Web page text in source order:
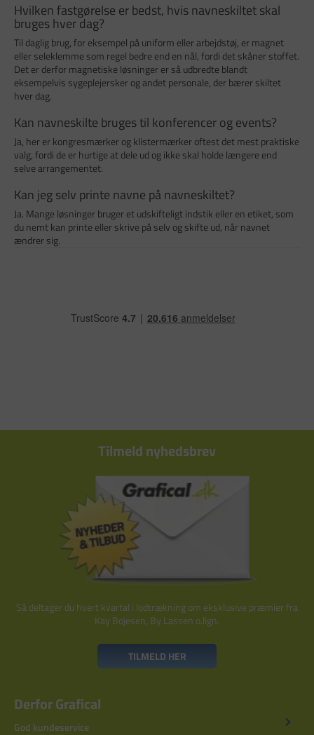
Hvilken fastgørelse er bedst, hvis navneskiltet skal
bruges hver dag?
Til daglig brug, for eksempel på uniform eller arbejdstøj, er magnet
eller seleklemme som regel bedre end en nål, fordi det skåner stoffet.
Det er derfor magnetiske løsninger er så udbredte blandt
eksempelvis sygeplejersker og andet personale, der bærer skiltet
hver dag.
Kan navneskilte bruges til konferencer og events?
Ja, her er kongresmærker og klistermærker oftest det mest praktiske
valg, fordi de er hurtige at dele ud og ikke skal holde længere end
selve arrangementet.
Kan jeg selv printe navne på navneskiltet?
Ja. Mange løsninger bruger et udskifteligt indstik eller en etiket, som
du nemt kan printe eller skrive på selv og skifte ud, når navnet
ændrer sig.
Tilmeld nyhedsbrev
Så deltager du hvert kvartal i lodtrækning om eksklusive præmier fra
Kay Bojesen, By Lassen o.lign.
TILMELD HER
Derfor Grafical
God kundeservice